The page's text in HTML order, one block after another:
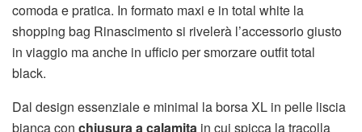
comoda e pratica. In formato maxi e in total white la
shopping bag Rinascimento si rivelerà l’accessorio giusto
in viaggio ma anche in ufficio per smorzare outfit total
black.
Dal design essenziale e minimal la borsa XL in pelle liscia
bianca con chiusura a calamita in cui spicca la tracolla